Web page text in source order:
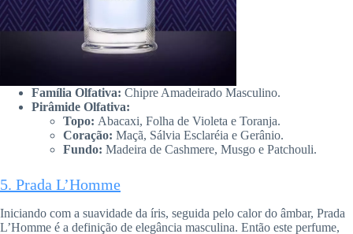
Família Olfativa: Chipre Amadeirado Masculino.
Pirâmide Olfativa:
Topo: Abacaxi, Folha de Violeta e Toranja.
Coração: Maçã, Sálvia Esclaréia e Gerânio.
Fundo: Madeira de Cashmere, Musgo e Patchouli.
5. Prada L’Homme
Iniciando com a suavidade da íris, seguida pelo calor do âmbar, Prada
L’Homme é a definição de elegância masculina. Então este perfume,